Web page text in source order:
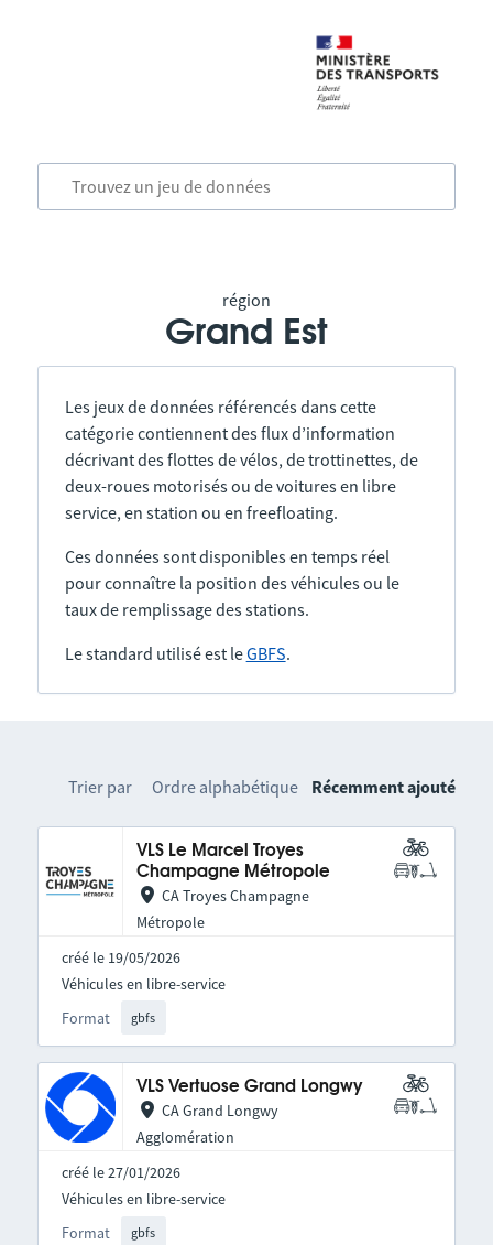
région
Grand Est
Les jeux de données référencés dans cette
catégorie contiennent des flux d’information
décrivant des flottes de vélos, de trottinettes, de
deux-roues motorisés ou de voitures en libre
service, en station ou en freefloating.
Ces données sont disponibles en temps réel
pour connaître la position des véhicules ou le
taux de remplissage des stations.
Le standard utilisé est leGBFS.
Trier par Ordre alphabétique Récemment ajouté
VLS Le Marcel Troyes
Champagne Métropole
CA Troyes Champagne
Métropole
créé le 19/05/2026
Format gbfs
Véhicules en libre-service
VLS Vertuose Grand Longwy
CA Grand Longwy
Agglomération
créé le 27/01/2026
Format gbfs
Véhicules en libre-service